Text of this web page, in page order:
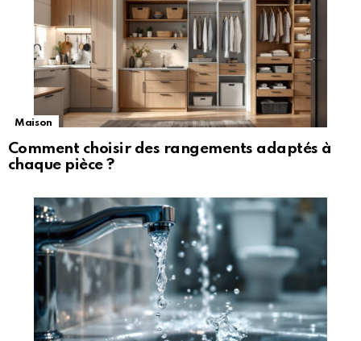
Maison
Comment choisir des rangements adaptés à
chaque pièce ?